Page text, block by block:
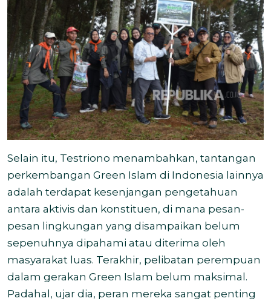
Selain itu, Testriono menambahkan, tantangan
perkembangan Green Islam di Indonesia lainnya
adalah terdapat kesenjangan pengetahuan
antara aktivis dan konstituen, di mana pesan-
pesan lingkungan yang disampaikan belum
sepenuhnya dipahami atau diterima oleh
masyarakat luas. Terakhir, pelibatan perempuan
dalam gerakan Green Islam belum maksimal.
Padahal, ujar dia, peran mereka sangat penting